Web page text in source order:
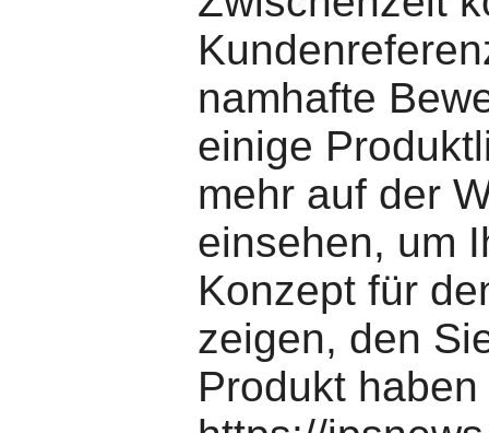
namhafte
einige
mehr auf der
einsehen, um
Konzept für
zeigen, den
Produkt